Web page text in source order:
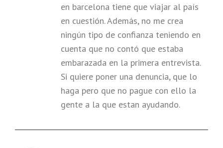
en barcelona tiene que viajar al país
en cuestión. Además, no me crea
ningún tipo de confianza teniendo en
cuenta que no contó que estaba
embarazada en la primera entrevista.
Si quiere poner una denuncia, que lo
haga pero que no pague con ello la
gente a la que estan ayudando.